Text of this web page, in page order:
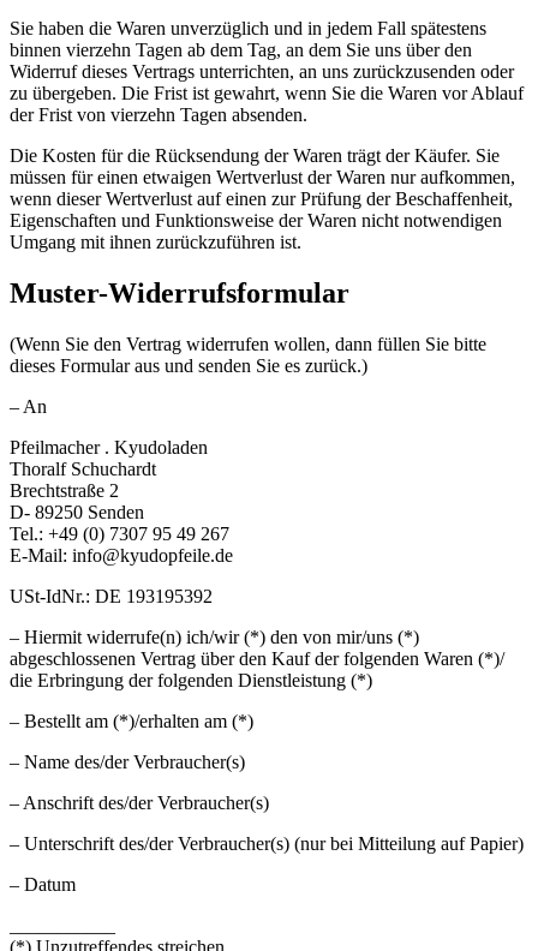
Sie haben die Waren unverzüglich und in jedem Fall spätestens
binnen vierzehn Tagen ab dem Tag, an dem Sie uns über den
Widerruf dieses Vertrags unterrichten, an uns zurückzusenden oder
zu übergeben. Die Frist ist gewahrt, wenn Sie die Waren vor Ablauf
der Frist von vierzehn Tagen absenden.
Die Kosten für die Rücksendung der Waren trägt der Käufer. Sie
müssen für einen etwaigen Wertverlust der Waren nur aufkommen,
wenn dieser Wertverlust auf einen zur Prüfung der Beschaffenheit,
Eigenschaften und Funktionsweise der Waren nicht notwendigen
Umgang mit ihnen zurückzuführen ist.
Muster-Widerrufsformular
(Wenn Sie den Vertrag widerrufen wollen, dann füllen Sie bitte
dieses Formular aus und senden Sie es zurück.)
– An
Pfeilmacher . Kyudoladen
Thoralf Schuchardt
Brechtstraße 2
D- 89250 Senden
Tel.: +49 (0) 7307 95 49 267
E-Mail: info@kyudopfeile.de
USt-IdNr.: DE 193195392
– Hiermit widerrufe(n) ich/wir (*) den von mir/uns (*)
abgeschlossenen Vertrag über den Kauf der folgenden Waren (*)/
die Erbringung der folgenden Dienstleistung (*)
– Bestellt am (*)/erhalten am (*)
– Name des/der Verbraucher(s)
– Anschrift des/der Verbraucher(s)
– Unterschrift des/der Verbraucher(s) (nur bei Mitteilung auf Papier)
– Datum
(*) Unzutreffendes streichen.